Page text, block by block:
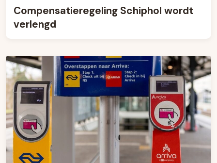
Compensatieregeling Schiphol wordt
verlengd